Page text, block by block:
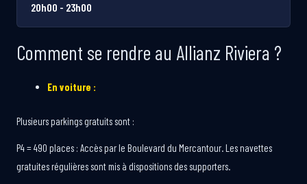
20h00 - 23h00
Comment se rendre au Allianz Riviera ?
En voiture :
Plusieurs parkings gratuits sont :
P4 = 490 places : Accès par le Boulevard du Mercantour. Les navettes
gratuites régulières sont mis à dispositions des supporters.